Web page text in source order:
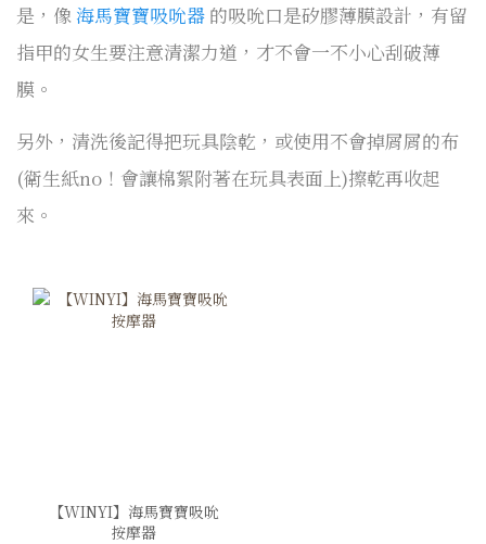
是，像海馬寶寶吸吮器 的吸吮口是矽膠薄膜設計，有留
指甲的女生要注意清潔力道，才不會一不小心刮破薄
膜。
另外，清洗後記得把玩具陰乾，或使用不會掉屑屑的布
(衛生紙no！會讓棉絮附著在玩具表面上)擦乾再收起
來。
【WINYI】海馬寶寶吸吮
按摩器